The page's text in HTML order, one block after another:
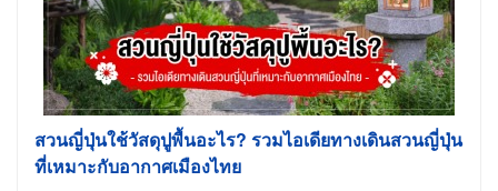
สวนญี่ปุ่นใช้วัสดุปูพื้นอะไร? รวมไอเดียทางเดินสวนญี่ปุ่น
ที่เหมาะกับอากาศเมืองไทย